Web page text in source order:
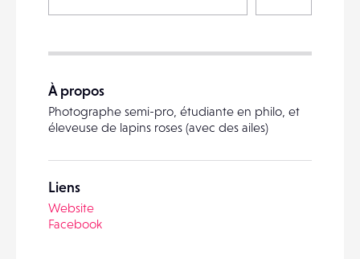
DESTINATAIRE
VOTRE
À propos
Photographe semi-pro, étudiante en philo, et
éleveuse de lapins roses (avec des ailes)
Liens
Website
Facebook